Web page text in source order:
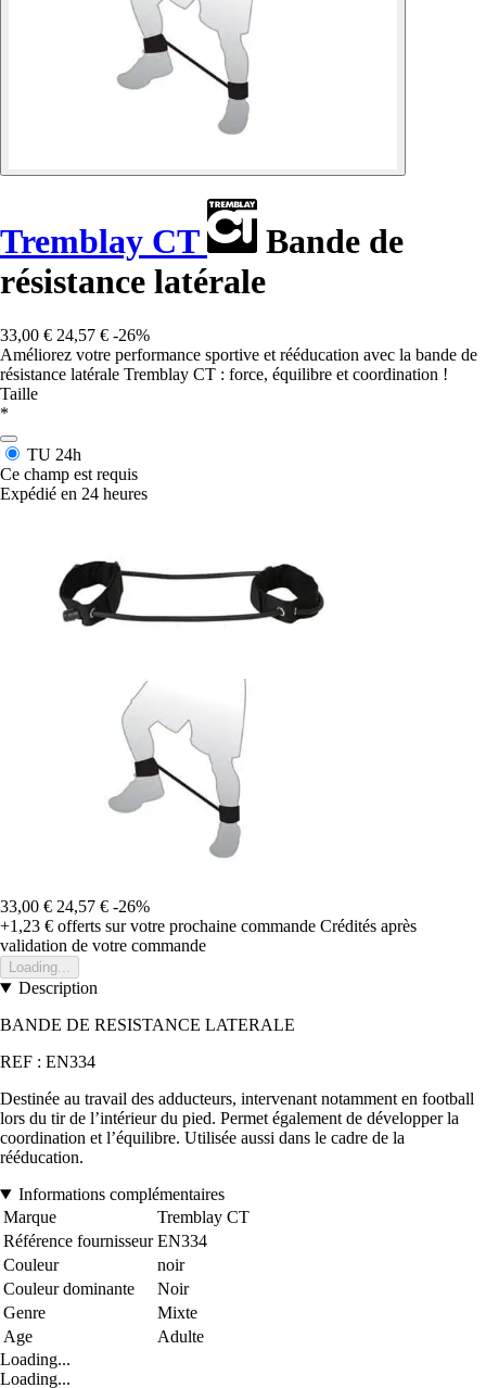
Tremblay CT
Bande de
résistance latérale
33,00 € 24,57 € -26%
Améliorez votre performance sportive et rééducation avec la bande de
résistance latérale Tremblay CT : force, équilibre et coordination !
Taille
*
TU 24h
Ce champ est requis
Expédié en 24 heures
33,00 € 24,57 € -26%
+1,23 € offerts sur votre prochaine commande Crédités après
validation de votre commande
Loading...
Description
BANDE DE RESISTANCE LATERALE
REF : EN334
Destinée au travail des adducteurs, intervenant notamment en football
lors du tir de l’intérieur du pied. Permet également de développer la
coordination et l’équilibre. Utilisée aussi dans le cadre de la
rééducation.
Informations complémentaires
Marque
Tremblay CT
Référence fournisseur EN334
Couleur
noir
Couleur dominante
Noir
Genre
Mixte
Age
Adulte
Loading...
Loading...